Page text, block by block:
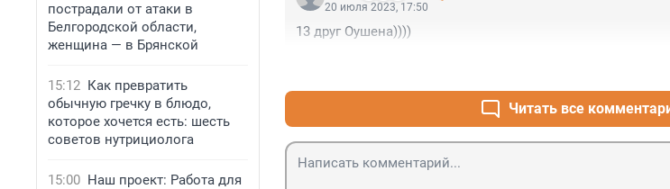
пострадали от атаки в
Белгородской области,
женщина — в Брянской
15:12 Как превратить
обычную гречку в блюдо,
которое хочется есть: шесть
советов нутрициолога
15:00 Наш проект: Работа для
20 июля 2023, 17:50
13 друг Оушена))))
Читать все